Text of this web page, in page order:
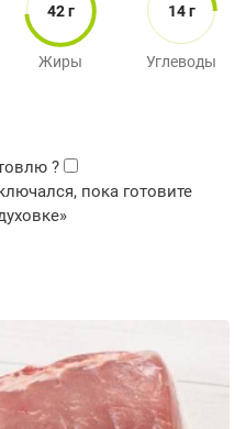
42 г
Жиры
14 г
Углеводы